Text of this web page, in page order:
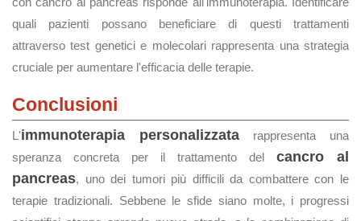
quali pazienti possano beneficiare di questi trattamenti
attraverso test genetici e molecolari rappresenta una strategia
cruciale per aumentare l'efficacia delle terapie.
Conclusioni
L'immunoterapia personalizzata rappresenta una
speranza concreta per il trattamento del cancro al
pancreas, uno dei tumori più difficili da combattere con le
terapie tradizionali. Sebbene le sfide siano molte, i progressi